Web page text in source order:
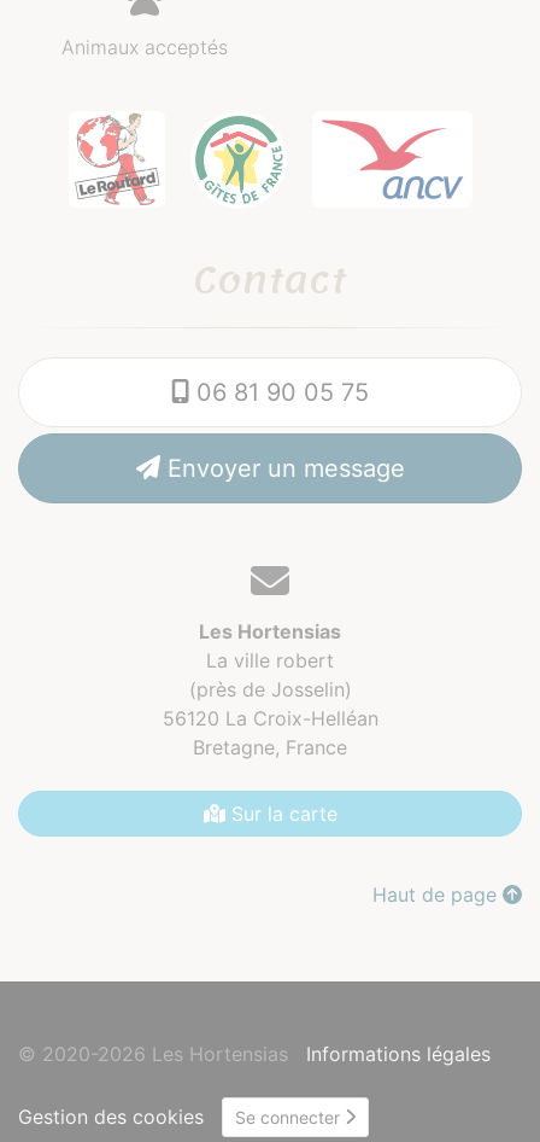
Animaux acceptés
Contact
06 81 90 05 75
Envoyer un message
Les Hortensias
La ville robert
(près de Josselin)
56120 La Croix-Helléan
Bretagne, France
Sur la carte
Haut de page
© 2020-2026 Les Hortensias Informations légales
Gestion des cookies Se connecter